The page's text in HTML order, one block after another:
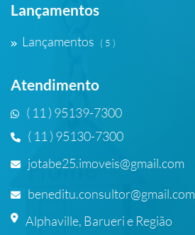
Lançamentos
Lançamentos ( 5 )
Atendimento
( 11 ) 95139-7300
( 11 ) 95130-7300
jotabe25.imoveis@gmail.com
beneditu.consultor@gmail.com
Alphaville, Barueri e Região